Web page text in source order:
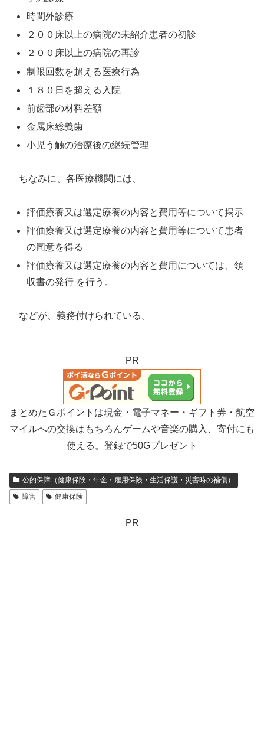
時間外診療
２００床以上の病院の未紹介患者の初診
２００床以上の病院の再診
制限回数を超える医療行為
１８０日を超える入院
前歯部の材料差額
金属床総義歯
小児う触の治療後の継続管理
ちなみに、各医療機関には、
評価療養又は選定療養の内容と費用等について掲示
評価療養又は選定療養の内容と費用等について患者
の同意を得る
評価療養又は選定療養の内容と費用については、領
収書の発行 を行う。
などが、義務付けられている。
PR
まとめたＧポイントは現金・電子マネー・ギフト券・航空
マイルへの交換はもちろんゲームや音楽の購入、寄付にも
使える。登録で50Gプレゼント
公的保障（健康保険・年金・雇用保険・生活保護・災害時の補償）
障害
健康保険
PR